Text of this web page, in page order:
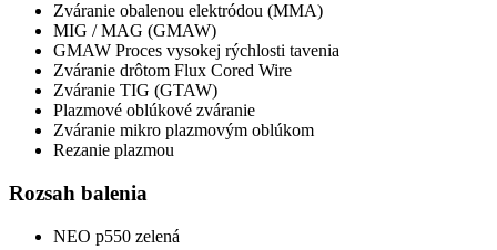
Zváranie obalenou elektródou (MMA)
MIG / MAG (GMAW)
GMAW Proces vysokej rýchlosti tavenia
Zváranie drôtom Flux Cored Wire
Zváranie TIG (GTAW)
Plazmové oblúkové zváranie
Zváranie mikro plazmovým oblúkom
Rezanie plazmou
Rozsah balenia
NEO p550 zelená